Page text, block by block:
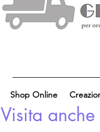
Shop Online
Visita